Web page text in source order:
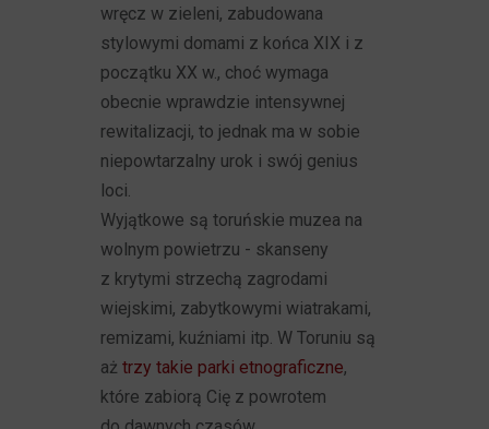
wręcz w zieleni, zabudowana
stylowymi domami z końca XIX i z
początku XX w., choć wymaga
obecnie wprawdzie intensywnej
rewitalizacji, to jednak ma w sobie
niepowtarzalny urok i swój genius
loci.
Wyjątkowe są toruńskie muzea na
wolnym powietrzu - skanseny
z krytymi strzechą zagrodami
wiejskimi, zabytkowymi wiatrakami,
remizami, kuźniami itp. W Toruniu są
ażtrzy takie parki etnograficzne,
które zabiorą Cię z powrotem